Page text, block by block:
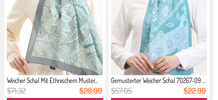
Weicher Schal Mit Ethnischem Muster...
$71.32 $28.99
Gemusterter Weicher Schal 70267-09 ...
$57.05 $22.99